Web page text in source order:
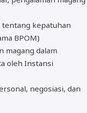
kepatuhan
BPOM)
magang dalam
oleh Instansi
negosiasi, dan